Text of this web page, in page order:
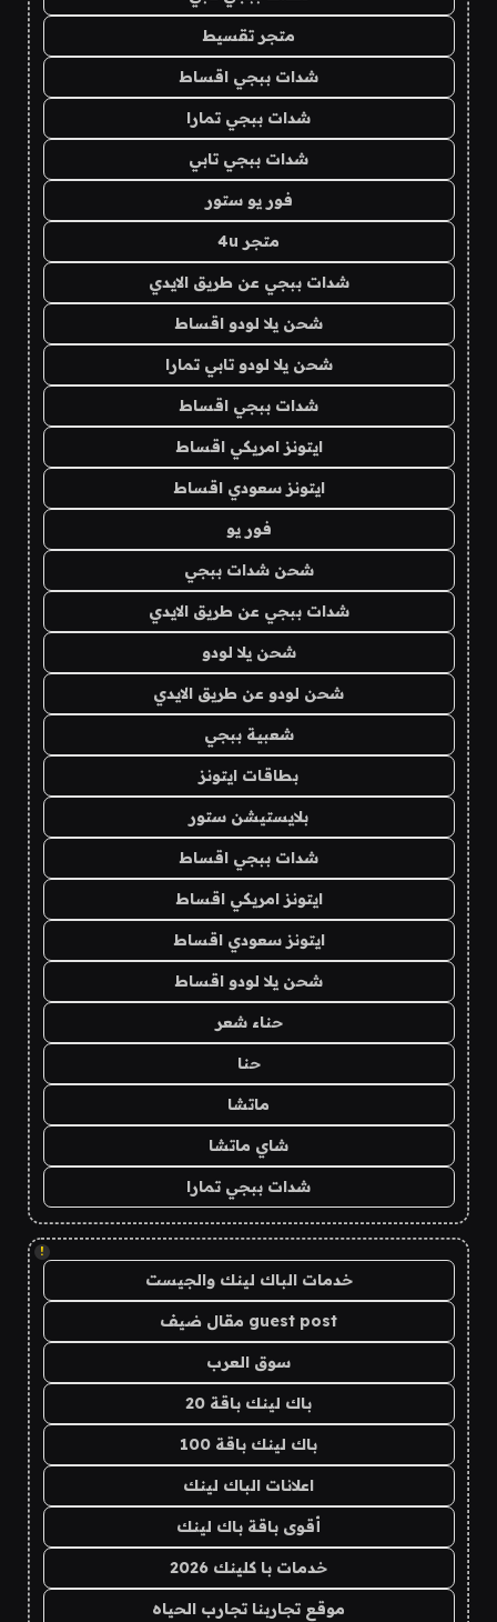
متجر تقسيط
شدات ببجي اقساط
شدات ببجي تمارا
شدات ببجي تابي
فور يو ستور
متجر 4u
شدات ببجي عن طريق الايدي
شحن يلا لودو اقساط
شحن يلا لودو تابي تمارا
شدات ببجي اقساط
ايتونز امريكي اقساط
ايتونز سعودي اقساط
فور يو
شحن شدات ببجي
شدات ببجي عن طريق الايدي
شحن يلا لودو
شحن لودو عن طريق الايدي
شعبية ببجي
بطاقات ايتونز
بلايستيشن ستور
شدات ببجي اقساط
ايتونز امريكي اقساط
ايتونز سعودي اقساط
شحن يلا لودو اقساط
حناء شعر
حنا
ماتشا
شاي ماتشا
شدات ببجي تمارا
!
خدمات الباك لينك والجيست
guest post مقال ضيف
سوق العرب
باك لينك باقة 20
باك لينك باقة 100
اعلانات الباك لينك
أقوى باقة باك لينك
خدمات با كلينك 2026
موقع تجاربنا تجارب الحياه